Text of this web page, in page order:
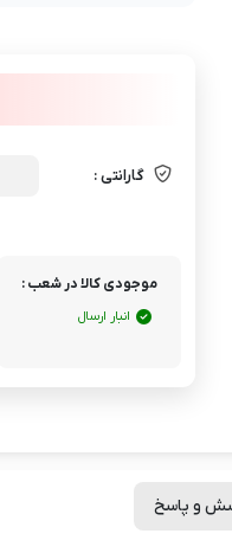
گارانتی :
موجودی کالا در شعب :
انبار ارسال
و پاسخ